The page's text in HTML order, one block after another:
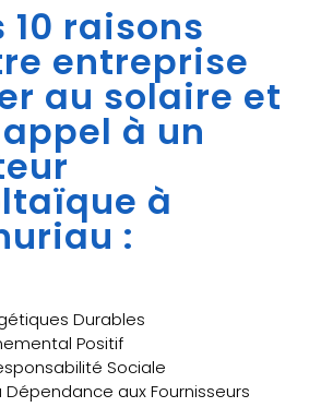
raisons
entreprise
au solaire et
à un
à
:
Durables
Positif
Sociale
aux Fournisseurs